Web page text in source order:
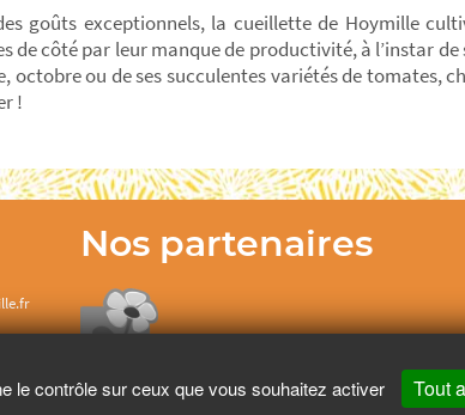
goûts exceptionnels, la cueillette de Hoymille
de côté par leur manque de productivité, à l’instar
octobre ou de ses succulentes variétés de tomates,
!
Nos partenaires
le contrôle sur ceux que vous souhaitez activer Tout